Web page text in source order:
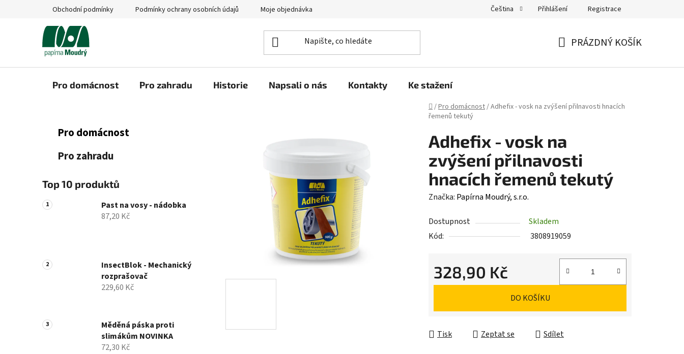
Obchodní podmínky Podmínky ochrany osobních údajů Moje objednávka Čeština Přihlášení Registrace
PRÁZDNÝ KOŠÍK
Pro domácnost Pro zahradu Historie Napsali o nás Kontakty Ke stažení
Domů
/Pro domácnost/Adhefix - vosk na zvýšení přilnavosti hnacích
řemenů tekutý
r
n
a
n
Přeskočit
kategorie
o
i
Pro domácnost
Pro zahradu
Top 10 produktů
Past na vosy - nádobka
87,20 Kč
InsectBlok - Mechanický
rozprašovač
229,60 Kč
Měděná páska proti
slimákům NOVINKA
72,30 Kč
Adhefix - vosk na
zvýšení přilnavosti
hnacích řemenů tekutý
Značka: Papírna Moudrý, s.r.o.
Dostupnost
Skladem
Kód:
3808919059
328,90 Kč
Měrná cena:
DO KOŠÍKU
Tisk Zeptat se Sdílet